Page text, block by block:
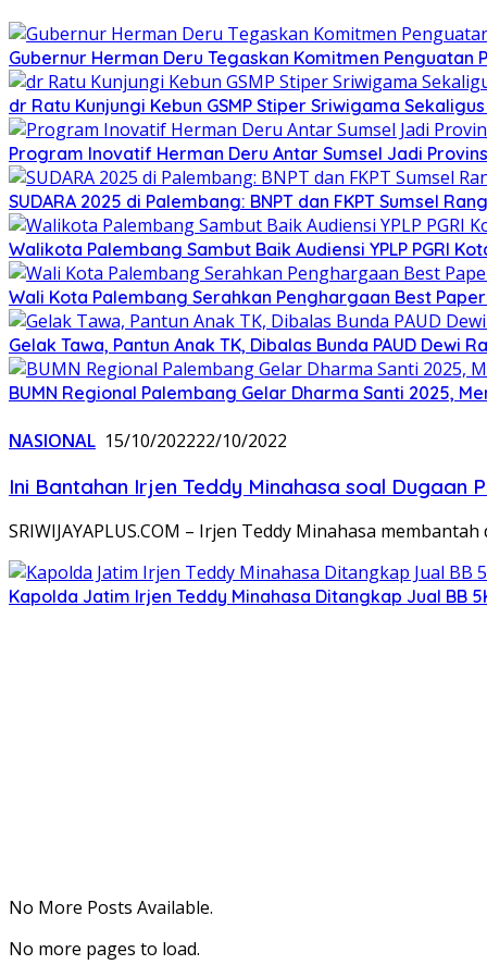
Gubernur Herman Deru Tegaskan Komitmen Penguatan
dr Ratu Kunjungi Kebun GSMP Stiper Sriwigama
Program Inovatif Herman Deru Antar Sumsel Jadi
SUDARA 2025 di Palembang: BNPT dan FKPT Sumsel
Walikota Palembang Sambut Baik Audiensi YPLP PGRI
Wali Kota Palembang Serahkan Penghargaan Best
Gelak Tawa, Pantun Anak TK, Dibalas Bunda PAUD Dewi
BUMN Regional Palembang Gelar Dharma Santi 2025,
NASIONAL 15/10/202222/10/2022
Ini Bantahan Irjen Teddy Minahasa soal Dugaan
SRIWIJAYAPLUS.COM – Irjen Teddy Minahasa
Kapolda Jatim Irjen Teddy Minahasa Ditangkap Jual BB
No More Posts Available.
No more pages to load.